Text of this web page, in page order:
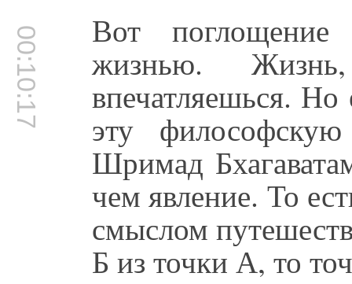
00:10:17 Вот поглощение
жизнью.
впечатляешься.
эту
Шримад
чем явление. То
смыслом
Б из точки А, то